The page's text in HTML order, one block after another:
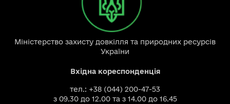
Міністерство захисту довкілля та природних ресурсів
України
Вхідна кореспонденція
тел.: +38 (044) 200-47-53
з 09.30 до 12.00 та з 14.00 до 16.45